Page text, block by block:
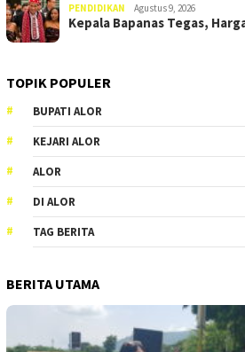
PENDIDIKAN Agustus 9, 2026
Kepala Bapanas Tegas,
TOPIK POPULER
BUPATI ALOR
KEJARI ALOR
ALOR
DI ALOR
TAG BERITA
BERITA UTAMA